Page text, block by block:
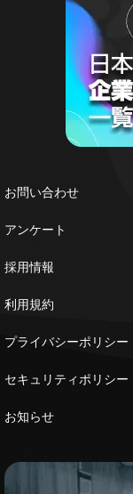
お問い合わせ
アンケート
採用情報
利用規約
プライバシーポリシー
セキュリティポリシー
お知らせ